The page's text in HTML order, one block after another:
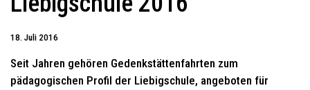
18. Juli 2016
Seit Jahren gehören Gedenkstättenfahrten zum
pädagogischen Profil der Liebigschule, angeboten für